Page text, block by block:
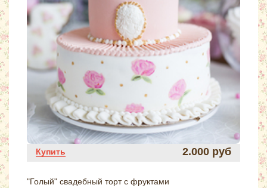
Купить 2.000 руб
"Голый" свадебный торт с фруктами